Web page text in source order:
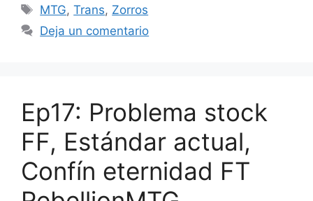
Etiquetas
MTG,Trans, Zorros
Deja un comentario
Ep17: Problema stock
FF, Estándar actual,
Confín eternidad FT